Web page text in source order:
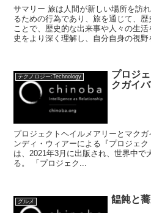
サマリー 旅は人間が新しい場所を訪
るための行為であり、旅を通じて、
ことで、歴史的な出来事や人々の生
史をより深く理解し、自分自身の視野
テクノロジー:Technology
プロジ
クガイ
プロジェクトヘイルメアリーとマク
ンディ・ウィアーによる『プロジェ
は、2021年3月に出版され、世界中で
る。 「プロジェク...
グルメ 饂飩と